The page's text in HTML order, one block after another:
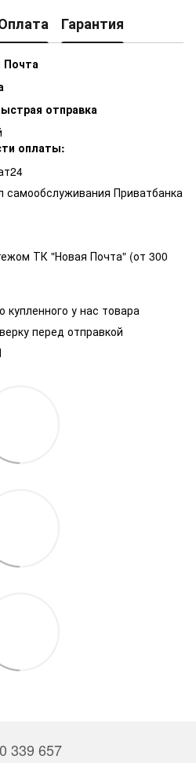
Гарантия
Почта
отправка
оплаты:
самообслуживания Приватбанка
ТК "Новая Почта" (от 300
у нас товара
перед отправкой
339 657